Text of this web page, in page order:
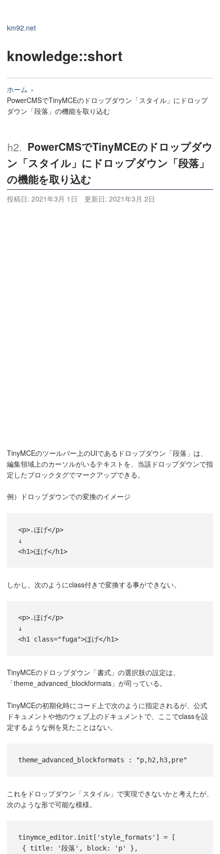
km92.net
knowledge::short
ホーム
PowerCMSでTinyMCEのドロップダウン「スタイル」にドロップ
ダウン「段落」の機能を取り込む
PowerCMSでTinyMCEのドロップダウ
ン「スタイル」にドロップダウン「段落」
の機能を取り込む
投稿日: 2021年3月 1日 更新日: 2021年3月 2日
TinyMCEのツールバー上のUIであるドロップダウン「段落」は、
編集領域上のカーソルがいるテキストを、当該ドロップダウンで指
定したブロックタグでマークアップできる。
例）ドロップダウンでの変換のイメージ
<p>.ほげ</p>
↓
<h1>ほげ</h1>
しかし、次のようにclass付きで変換する事ができない。
<p>.ほげ</p>
↓
<h1 class="fuga">ほげ</h1>
TinyMCEのドロップダウン「書式」の選択肢の設定は、
「theme_advanced_blockformats」が司っている。
TinyMCEの初期化時にコード上で次のように指定されるが、公式
ドキュメントや他のウェブ上のドキュメントで、ここでclassを設
定するような例を見たことはない。
これをドロップダウン「スタイル」で実現できないかと考えたが、
次のような形で可能な模様。
tinymce_editor.init['style_formats'] = [
{ title: '段落', block: 'p' },